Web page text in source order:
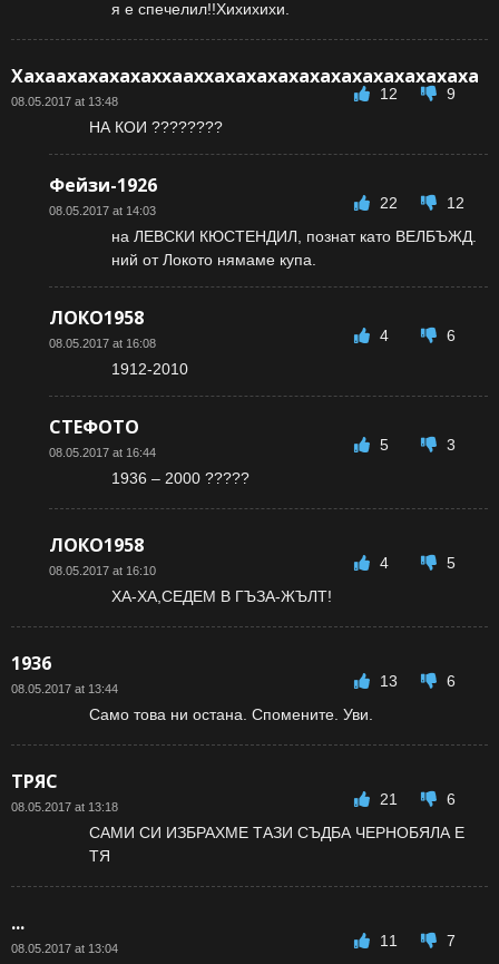
я е спечелил!!Хихихихи.
Хахаахахахахаххааххахахахахахахахахахахахаха
08.05.2017 at 13:48 12
9
НА КОИ ????????
Фейзи-1926
08.05.2017 at 14:03 22
12
на ЛЕВСКИ КЮСТЕНДИЛ, познат като ВЕЛБЪЖД.
ний от Локото нямаме купа.
ЛОКО1958
08.05.2017 at 16:08 4
6
1912-2010
СТЕФОТО
08.05.2017 at 16:44 5
3
1936 – 2000 ?????
ЛОКО1958
08.05.2017 at 16:10 4
5
ХА-ХА,СЕДЕМ В ГЪЗА-ЖЪЛТ!
1936
08.05.2017 at 13:44 13
6
Само това ни остана. Спомените. Уви.
ТРЯС
08.05.2017 at 13:18 21
6
САМИ СИ ИЗБРАХМЕ ТАЗИ СЪДБА ЧЕРНОБЯЛА Е
ТЯ
...
08.05.2017 at 13:04 11
7